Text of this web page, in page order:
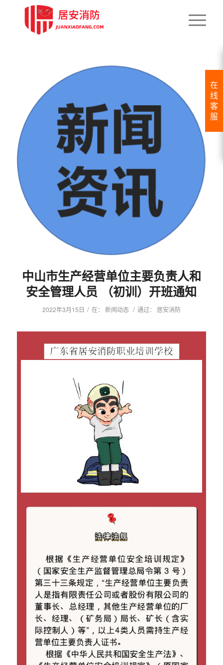
中山市生产经营单位主要负责人和
安全管理人员 （初训）开班通知
2022年3月15日 / 在： 新闻动态 / 通过： 居安消防
在
线
客
服